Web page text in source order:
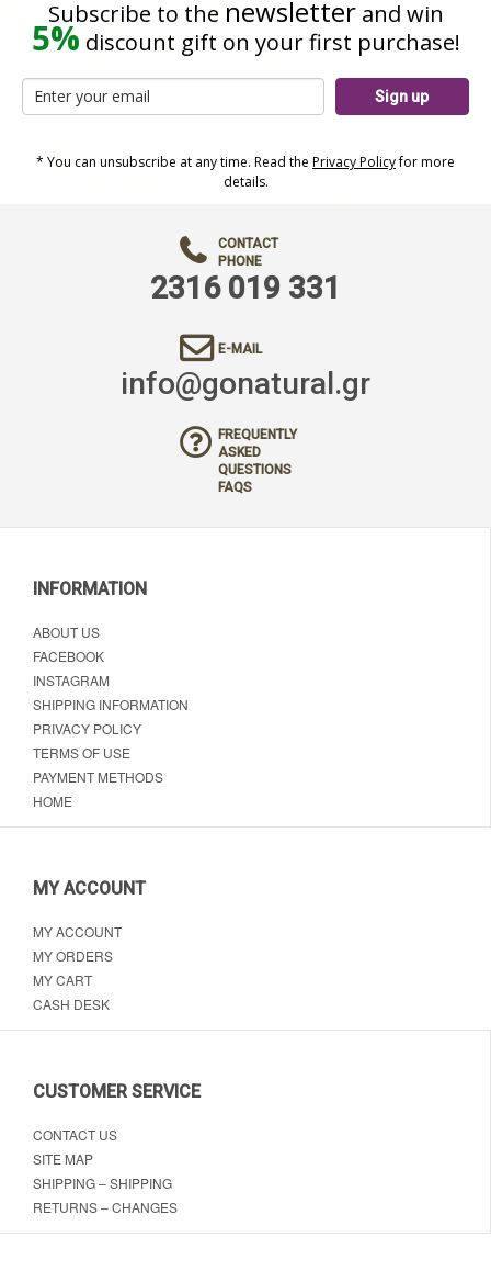
Seeds
Edible Oils
Superfoods
Edible Oils / Vinegar
Flours
Delicatessen
Body Care
Facial Care
BEE PRODUCTS
SUPPLEMENTS
Subscribe to the newsletterand win
5% discount gift on your first purchase!
Sign up
* You can unsubscribe at any time. Read the Privacy Policyfor more
details.
CONTACT
PHONE
2316 019 331
E-MAIL
info@gonatural.gr
FREQUENTLY
ASKED
QUESTIONS
FAQS
INFORMATION
ABOUT US
FACEBOOK
INSTAGRAM
SHIPPING INFORMATION
PRIVACY POLICY
TERMS OF USE
PAYMENT METHODS
HOME
MY ACCOUNT
MY ACCOUNT
MY ORDERS
MY CART
CASH DESK
CUSTOMER SERVICE
CONTACT US
SITE MAP
SHIPPING – SHIPPING
RETURNS – CHANGES